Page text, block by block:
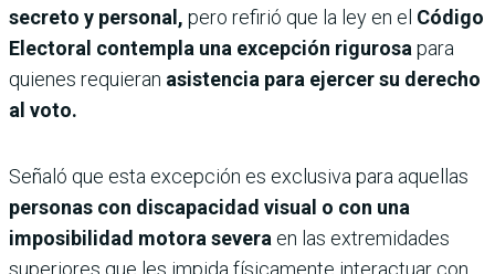
secreto y personal, pero refirió que la ley en el Código
Electoral contempla una excepción rigurosa para
quienes requieran asistencia para ejercer su derecho
al voto.
Señaló que esta excepción es exclusiva para aquellas
personas con discapacidad visual o con una
imposibilidad motora severa en las extremidades
superiores que les impida físicamente interactuar con